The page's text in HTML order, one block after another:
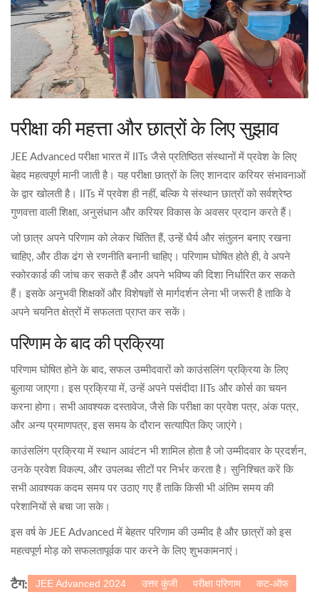
परीक्षा की महत्ता और छात्रों के लिए सुझाव
JEE Advanced परीक्षा भारत में IITs जैसे प्रतिष्ठित संस्थानों में प्रवेश के लिए
बेहद महत्वपूर्ण मानी जाती है। यह परीक्षा छात्रों के लिए शानदार करियर संभावनाओं
के द्वार खोलती है। IITs में प्रवेश ही नहीं, बल्कि ये संस्थान छात्रों को सर्वश्रेष्ठ
गुणवत्ता वाली शिक्षा, अनुसंधान और करियर विकास के अवसर प्रदान करते हैं।
जो छात्र अपने परिणाम को लेकर चिंतित हैं, उन्हें धैर्य और संतुलन बनाए रखना
चाहिए, और ठीक ढंग से रणनीति बनानी चाहिए। परिणाम घोषित होते ही, वे अपने
स्कोरकार्ड की जांच कर सकते हैं और अपने भविष्य की दिशा निर्धारित कर सकते
हैं। इसके अनुभवी शिक्षकों और विशेषज्ञों से मार्गदर्शन लेना भी जरूरी है ताकि वे
अपने चयनित क्षेत्रों में सफलता प्राप्त कर सकें।
परिणाम के बाद की प्रक्रिया
परिणाम घोषित होने के बाद, सफल उम्मीदवारों को काउंसलिंग प्रक्रिया के लिए
बुलाया जाएगा। इस प्रक्रिया में, उन्हें अपने पसंदीदा IITs और कोर्स का चयन
करना होगा। सभी आवश्यक दस्तावेज, जैसे कि परीक्षा का प्रवेश पत्र, अंक पत्र,
और अन्य प्रमाणपत्र, इस समय के दौरान सत्यापित किए जाएंगे।
काउंसलिंग प्रक्रिया में स्थान आवंटन भी शामिल होता है जो उम्मीदवार के प्रदर्शन,
उनके प्रवेश विकल्प, और उपलब्ध सीटों पर निर्भर करता है। सुनिश्चित करें कि
सभी आवश्यक कदम समय पर उठाए गए हैं ताकि किसी भी अंतिम समय की
परेशानियों से बचा जा सके।
इस वर्ष के JEE Advanced में बेहतर परिणाम की उम्मीद है और छात्रों को इस
महत्वपूर्ण मोड़ को सफलतापूर्वक पार करने के लिए शुभकामनाएं।
टैग: JEE Advanced 2024 उत्तर कुंजी परीक्षा परिणाम कट-ऑफ